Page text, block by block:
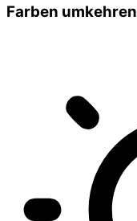
Farben umkehren